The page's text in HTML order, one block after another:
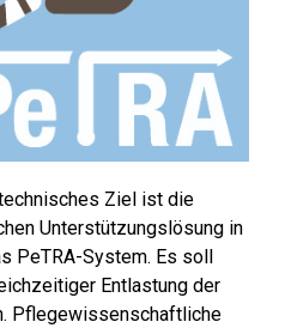
Ziel ist die
Unterstützungslösung in
PeTRA-System. Es soll
Entlastung der
Pflegewissenschaftliche